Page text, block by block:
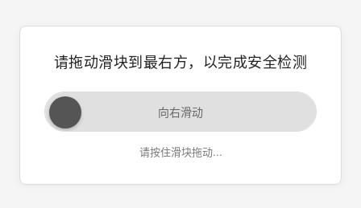
请拖动滑块到最右方，以完成安全检测
向右滑动
请按住滑块拖动...